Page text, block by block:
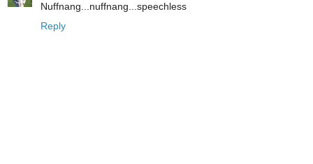
Nuffnang...nuffnang...speechless
Reply